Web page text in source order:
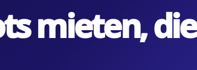
mieten, die